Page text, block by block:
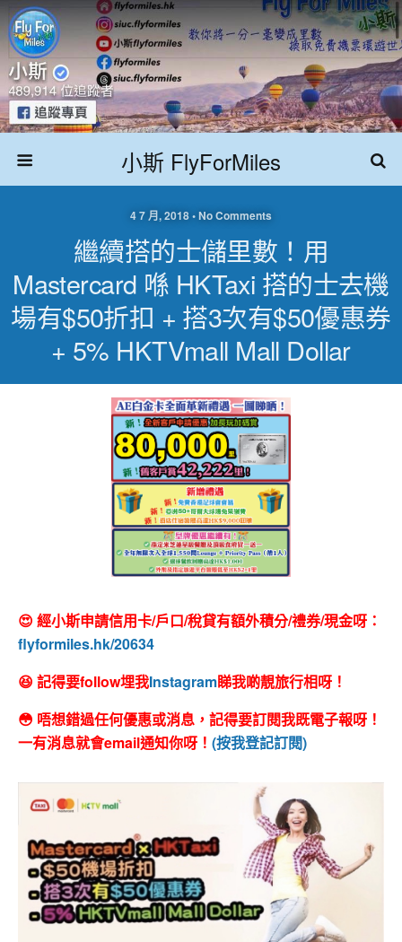
小斯 FlyForMiles
4 7 月, 2018 • No Comments
繼續搭的士儲里數！用
Mastercard 喺 HKTaxi 搭的士去機
場有$50折扣 + 搭3次有$50優惠券
+ 5% HKTVmall Mall Dollar
😍 經小斯申請信用卡/戶口/稅貸有額外積分/禮券/現金呀：
flyformiles.hk/20634
😆 記得要follow埋我Instagram睇我啲靚旅行相呀！
😳 唔想錯過任何優惠或消息，記得要訂閱我既電子報呀！
一有消息就會email通知你呀！ (按我登記訂閱)